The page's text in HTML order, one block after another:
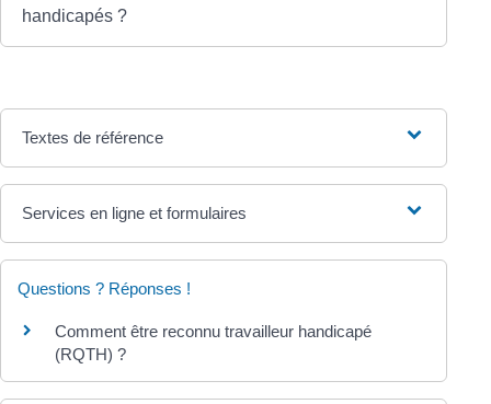
handicapés ?
Textes de référence
Services en ligne et formulaires
Questions ? Réponses !
Comment être reconnu travailleur handicapé
(RQTH) ?